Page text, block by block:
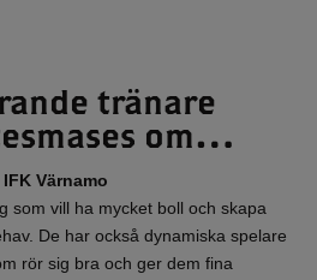
tränare
om…
Värnamo
som vill ha mycket boll och skapa
De har också dynamiska spelare
rör sig bra och ger dem fina